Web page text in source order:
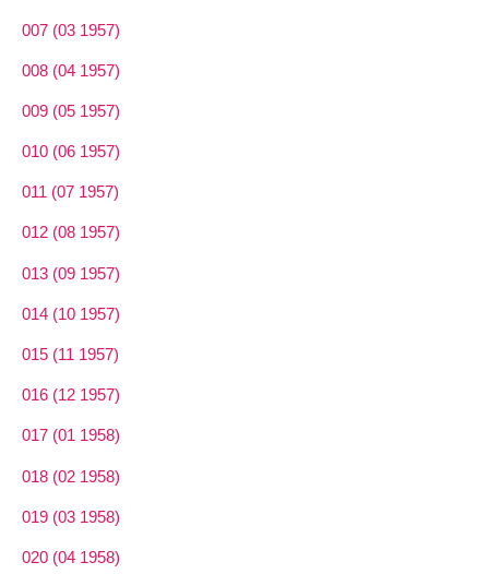
007 (03 1957)
008 (04 1957)
009 (05 1957)
010 (06 1957)
011 (07 1957)
012 (08 1957)
013 (09 1957)
014 (10 1957)
015 (11 1957)
016 (12 1957)
017 (01 1958)
018 (02 1958)
019 (03 1958)
020 (04 1958)